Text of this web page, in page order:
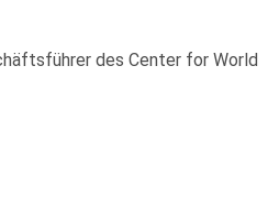
des Center for World